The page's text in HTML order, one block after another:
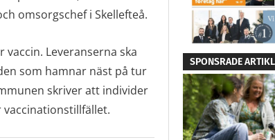
omsorgschef i Skellefteå.
Leveranserna ska
som hamnar näst på tur
skriver att individer
SPONSRADE